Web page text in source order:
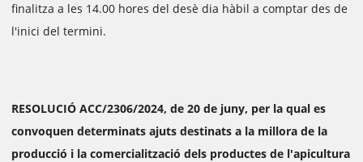
finalitza a les 14.00 hores del desè dia hàbil a comptar des de
l'inici del termini.
RESOLUCIÓ ACC/2306/2024, de 20 de juny, per la qual es
convoquen determinats ajuts destinats a la millora de la
producció i la comercialització dels productes de l'apicultura